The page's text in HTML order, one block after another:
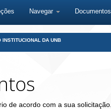
Navegar Documentos
INSTITUCIONAL DA UNB
de acordo com a sua solicitação.